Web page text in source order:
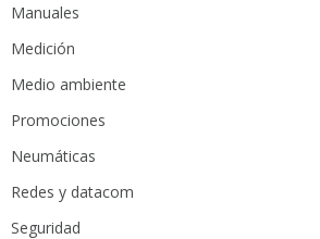
Manuales
Medición
Medio ambiente
Promociones
Neumáticas
Redes y datacom
Seguridad